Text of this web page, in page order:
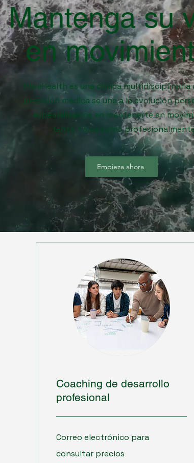
Mantenga su
en
OliveHealth es una clínica multidisciplinaria
precisión médica se une a la evolución
especializamos en mantenerte en
tanto física como
Empieza ahora
Coaching de desarrollo
profesional
electrónico
precios
Correo electrónico para
consultar precios